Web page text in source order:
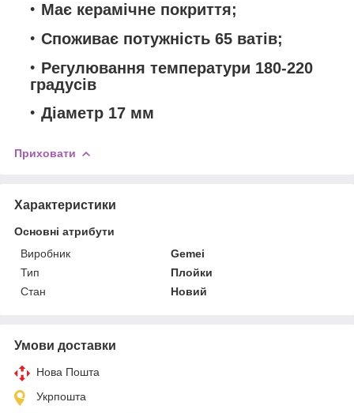
Має керамічне покриття;
Споживає потужність 65 ватів;
Регулювання температури 180-220
градусів
Діаметр 17 мм
Приховати
Характеристики
Основні атрибути
Виробник
Gemei
Тип
Плойки
Стан
Новий
Умови доставки
Нова Пошта
Укрпошта